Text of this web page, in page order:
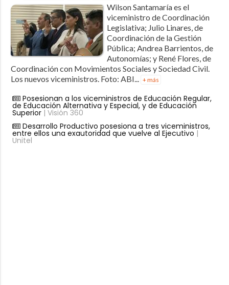
Wilson Santamaría es el
viceministro de Coordinación
Legislativa; Julio Linares, de
Coordinación de la Gestión
Pública; Andrea Barrientos, de
Autonomías; y René Flores, de
Coordinación con Movimientos Sociales y Sociedad Civil.
Los nuevos viceministros. Foto: ABI... + más
Posesionan a los viceministros de Educación Regular,
de Educación Alternativa y Especial, y de Educación
Superior| Visión 360
Desarrollo Productivo posesiona a tres viceministros,
entre ellos una exautoridad que vuelve al Ejecutivo |
Unitel